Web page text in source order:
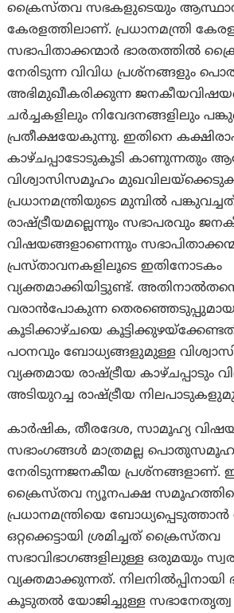
ക്രൈസ്തവ സഭകളുടെയും
കേരളത്തിലാണ്. പ്രധാനമന്ത്രി
സഭാപിതാക്കന്മാര്‍ ഭാരതത്തില്‍
നേരിടുന്ന വിവിധ പ്രശ്‌നങ്ങളും
അഭിമുഖീകരിക്കുന്ന
ചര്‍ച്ചകളിലും നിവേദനങ്ങളിലും
പ്രതീക്ഷയേകുന്നു. ഇതിനെ
കാഴ്ചപ്പാടോടുകൂടി കാണുന്നതും
വിശ്വാസിസമൂഹം
പ്രധാനമന്ത്രിയുടെ മുമ്പില്‍
രാഷ്ട്രീയമല്ലെന്നും സഭാപരവും
വിഷയങ്ങളാണെന്നും
പ്രസ്താവനകളിലൂടെ ഇതിനോടകം
വ്യക്തമാക്കിയിട്ടുണ്ട്.
വരാന്‍പോകുന്ന
കൂടിക്കാഴ്ചയെ
പഠനവും ബോധ്യങ്ങളുമുള്ള
വ്യക്തമായ രാഷ്ട്രീയ കാഴ്ചപ്പാടും
അടിയുറച്ച രാഷ്ട്രീയ
കാര്‍ഷിക, തീരദേശ, സാമൂഹ്യ
സഭാംഗങ്ങള്‍ മാത്രമല്ല
നേരിടുന്നജനകീയ പ്രശ്‌നങ്ങളാണ്.
ക്രൈസ്തവ ന്യൂനപക്ഷ
പ്രധാനമന്ത്രിയെ ബോധ്യപ്പെടുത്താന്‍
ഒറ്റക്കെട്ടായി ശ്രമിച്ചത് ക്രൈസ്തവ
സഭാവിഭാഗങ്ങളിലുള്ള ഒരുമയും
വ്യക്തമാക്കുന്നത്. നിലനില്‍പ്പിനായി
കൂടുതല്‍ യോജിച്ചുള്ള സഭാനേതൃത്വ